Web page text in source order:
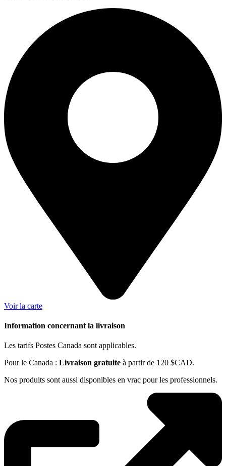
Voir la carte
Information concernant la livraison
Les tarifs Postes Canada sont applicables.
Pour le Canada : Livraison gratuite à partir de 120 $CAD.
Nos produits sont aussi disponibles en vrac pour les professionnels.